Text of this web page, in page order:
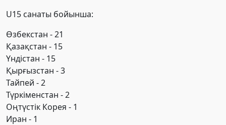
U15 санаты бойынша:
Өзбекстан - 21
Қазақстан - 15
Үндістан - 15
Қырғызстан - 3
Тайпей - 2
Түркіменстан - 2
Оңтүстік Корея - 1
Иран - 1